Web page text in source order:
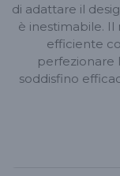
di adattare il
è inestimabile.
efficiente
perfezionare
soddisfino